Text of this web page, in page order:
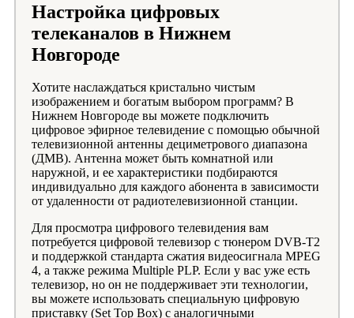
Настройка цифровых
телеканалов в Нижнем
Новгороде
Хотите наслаждаться кристально чистым
изображением и богатым выбором программ? В
Нижнем Новгороде вы можете подключить
цифровое эфирное телевидение с помощью обычной
телевизионной антенны дециметрового диапазона
(ДМВ). Антенна может быть комнатной или
наружной, и ее характеристики подбираются
индивидуально для каждого абонента в зависимости
от удаленности от радиотелевизионной станции.
Для просмотра цифрового телевидения вам
потребуется цифровой телевизор с тюнером DVB-T2
и поддержкой стандарта сжатия видеосигнала MPEG
4, а также режима Multiple PLP. Если у вас уже есть
телевизор, но он не поддерживает эти технологии,
вы можете использовать специальную цифровую
приставку (Set Top Box) с аналогичными